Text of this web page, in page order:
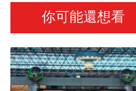
你可能還想看